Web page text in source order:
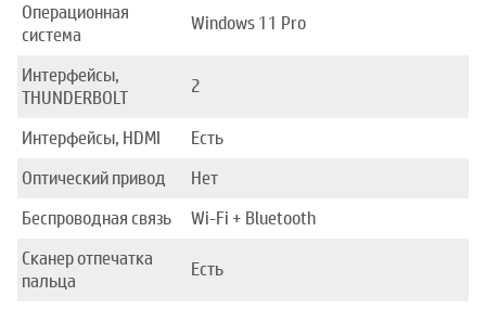
Операционная
система
Windows 11 Pro
Интерфейсы,
THUNDERBOLT
2
Интерфейсы, HDMI
Есть
Оптический привод
Нет
Беспроводная связь
Wi-Fi + Bluetooth
Сканер отпечатка
пальца
Есть